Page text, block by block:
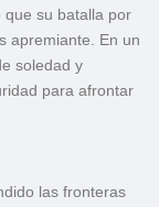
que su batalla por
apremiante. En un
soledad y
para afrontar
las fronteras